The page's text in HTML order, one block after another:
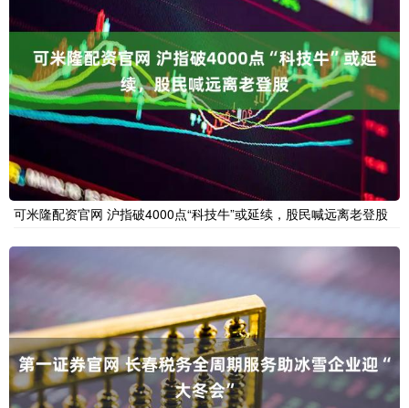
可米隆配资官网 沪指破4000点“科技牛”或延续，股民喊远离老登股